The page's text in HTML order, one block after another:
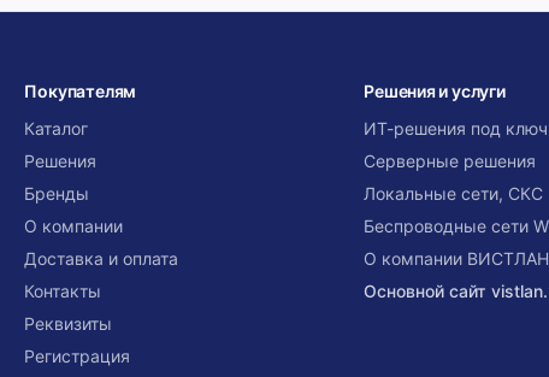
Покупателям
Каталог
Решения
Бренды
О компании
Доставка и оплата
Контакты
Реквизиты
Регистрация
Решения и услуги
ИТ-решения под ключ
Серверные решения
Локальные сети, СКС
Беспроводные сети
О компании ВИСТЛАН
Основной сайт